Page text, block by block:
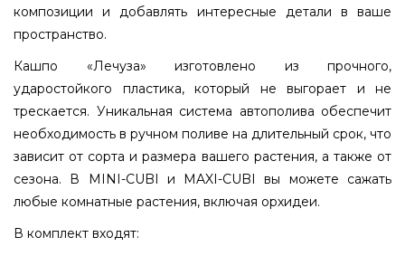
композиции и добавлять интересные детали в ваше
пространство.
Кашпо «Лечуза» изготовлено из прочного,
ударостойкого пластика, который не выгорает и не
трескается. Уникальная система автополива обеспечит
необходимость в ручном поливе на длительный срок, что
зависит от сорта и размера вашего растения, а также от
сезона. В MINI-CUBI и MAXI-CUBI вы можете сажать
любые комнатные растения, включая орхидеи.
В комплект входят: